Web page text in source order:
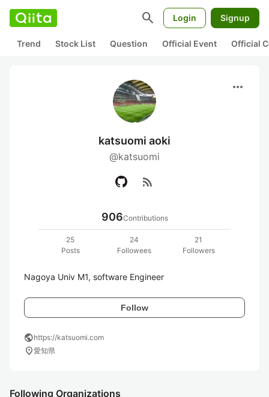
search Login Signup
Trend Stock List Question Official Event Official
more_horiz
katsuomi aoki
@katsuomi
rss_feed
906Contributions
25
Posts
24
Followees
21
Followers
Follow
publichttps://katsuomi.com
location_on愛知県
Following Organizations